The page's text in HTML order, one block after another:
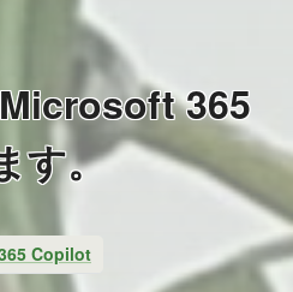
365
す。
Copilot